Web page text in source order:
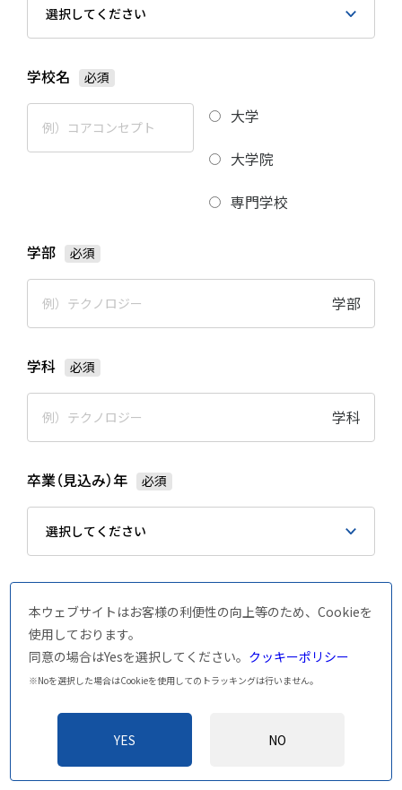
本ウェブサイトはお客様の利便性の向上等のため、Cookieを
使用しております。
同意の場合はYesを選択してください。 クッキーポリシー
※Noを選択した場合はCookieを使用してのトラッキングは行いません。
YES NO